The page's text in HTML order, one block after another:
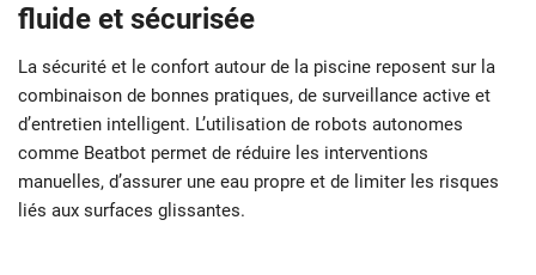
fluide et sécurisée
La sécurité et le confort autour de la piscine reposent sur la
combinaison de bonnes pratiques, de surveillance active et
d’entretien intelligent. L’utilisation de robots autonomes
comme Beatbot permet de réduire les interventions
manuelles, d’assurer une eau propre et de limiter les risques
liés aux surfaces glissantes.